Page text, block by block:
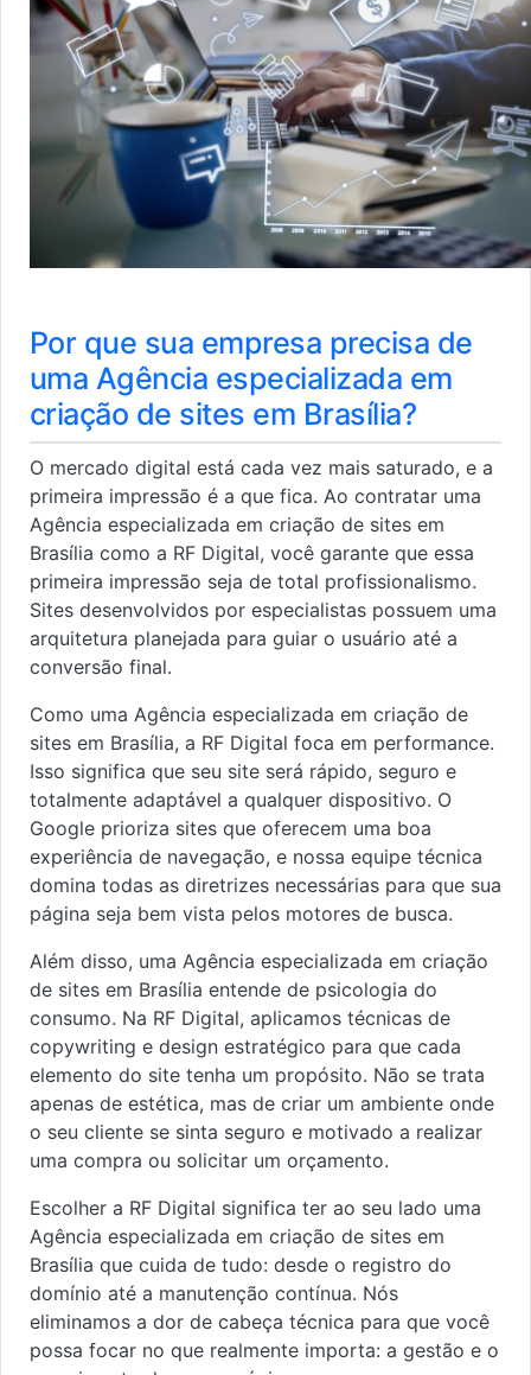
Por que sua empresa precisa de
uma Agência especializada em
criação de sites em Brasília?
O mercado digital está cada vez mais saturado, e a
primeira impressão é a que fica. Ao contratar uma
Agência especializada em criação de sites em
Brasília como a RF Digital, você garante que essa
primeira impressão seja de total profissionalismo.
Sites desenvolvidos por especialistas possuem uma
arquitetura planejada para guiar o usuário até a
conversão final.
Como uma Agência especializada em criação de
sites em Brasília, a RF Digital foca em performance.
Isso significa que seu site será rápido, seguro e
totalmente adaptável a qualquer dispositivo. O
Google prioriza sites que oferecem uma boa
experiência de navegação, e nossa equipe técnica
domina todas as diretrizes necessárias para que sua
página seja bem vista pelos motores de busca.
Além disso, uma Agência especializada em criação
de sites em Brasília entende de psicologia do
consumo. Na RF Digital, aplicamos técnicas de
copywriting e design estratégico para que cada
elemento do site tenha um propósito. Não se trata
apenas de estética, mas de criar um ambiente onde
o seu cliente se sinta seguro e motivado a realizar
uma compra ou solicitar um orçamento.
Escolher a RF Digital significa ter ao seu lado uma
Agência especializada em criação de sites em
Brasília que cuida de tudo: desde o registro do
domínio até a manutenção contínua. Nós
eliminamos a dor de cabeça técnica para que você
possa focar no que realmente importa: a gestão e o